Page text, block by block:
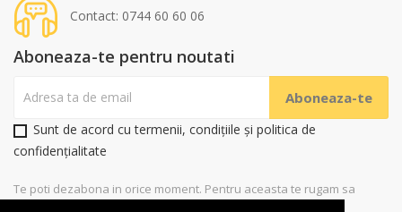
Contact: 0744 60 60 06
Aboneaza-te pentru noutati
Sunt de acord cu termenii, condițiile și politica de
confidențialitate
Te poti dezabona in orice moment. Pentru aceasta te rugam sa